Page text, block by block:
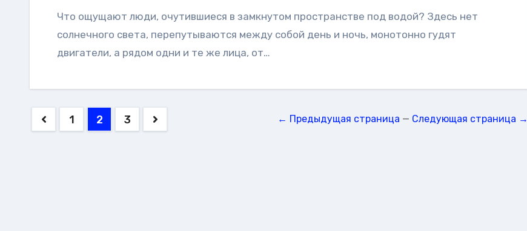
Что ощущают люди, очутившиеся в замкнутом пространстве под водой? Здесь нет
солнечного света, перепутываются между собой день и ночь, монотонно гудят
двигатели, а рядом одни и те же лица, от…
Пагинация
1 2 3 ← Предыдущая страница — Следующая страница →